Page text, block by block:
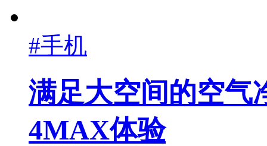
#手机
满足大空间的空气
4MAX体验